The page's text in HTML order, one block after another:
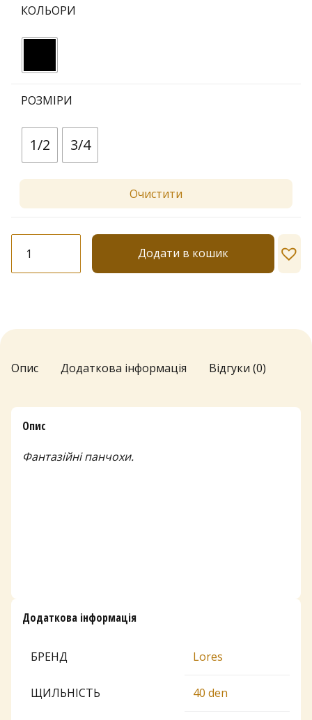
КОЛЬОРИ
РОЗМІРИ
1/2 3/4
Очистити
Lores
№
кількість
Додати в кошик
Опис Додаткова інформація Відгуки (0)
Опис
Фантазійні панчохи.
Додаткова інформація
БРЕНД Lores
ЩИЛЬНІСТЬ 40 den